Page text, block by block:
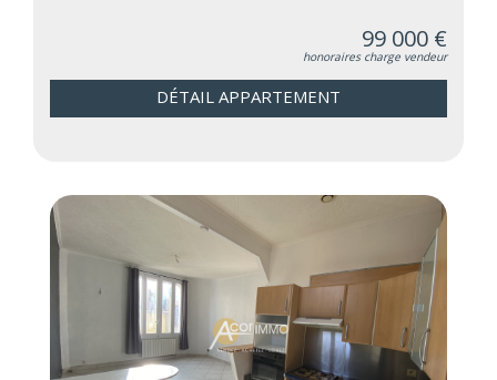
99 000 €
honoraires charge vendeur
DÉTAIL APPARTEMENT